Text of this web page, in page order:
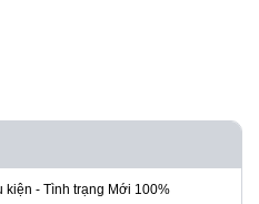
kiện - Tình trạng Mới 100%